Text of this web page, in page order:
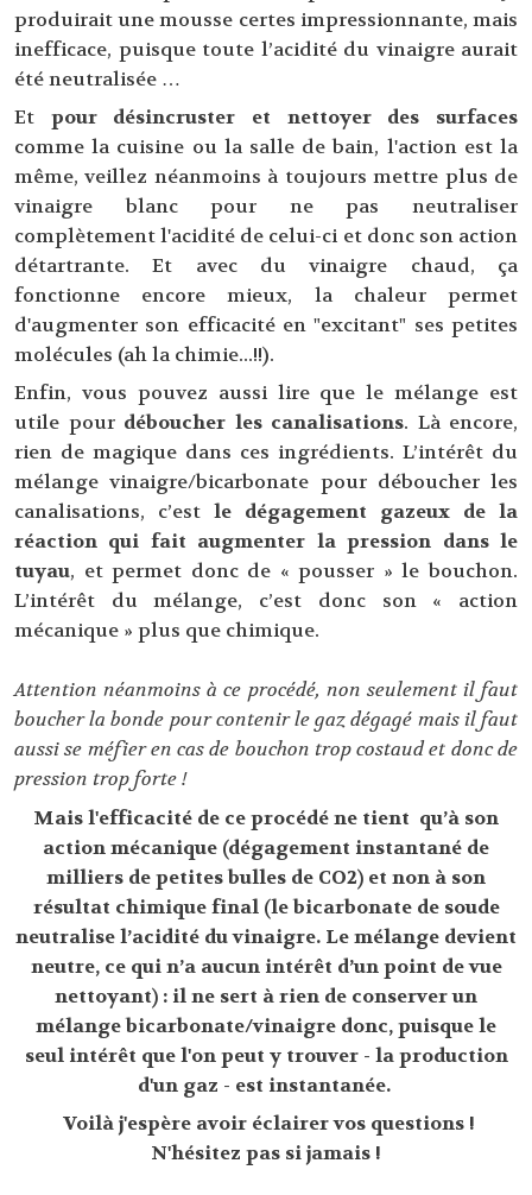
produirait une mousse certes impressionnante, mais
inefficace, puisque toute l’acidité du vinaigre aurait
été neutralisée …
Et pour désincruster et nettoyer des surfaces
comme la cuisine ou la salle de bain, l'action est la
même, veillez néanmoins à toujours mettre plus de
vinaigre blanc pour ne pas neutraliser
complètement l'acidité de celui-ci et donc son action
détartrante. Et avec du vinaigre chaud, ça
fonctionne encore mieux, la chaleur permet
d'augmenter son efficacité en "excitant" ses petites
molécules (ah la chimie...!!).
Enfin, vous pouvez aussi lire que le mélange est
utile pour déboucher les canalisations. Là encore,
rien de magique dans ces ingrédients. L’intérêt du
mélange vinaigre/bicarbonate pour déboucher les
canalisations, c’est le dégagement gazeux de la
réaction qui fait augmenter la pression dans le
tuyau, et permet donc de « pousser » le bouchon.
L’intérêt du mélange, c’est donc son « action
mécanique » plus que chimique.
Attention néanmoins à ce procédé, non seulement il faut
boucher la bonde pour contenir le gaz dégagé mais il faut
aussi se méfier en cas de bouchon trop costaud et donc de
pression trop forte !
Mais l'efficacité de ce procédé ne tient qu’à son
action mécanique (dégagement instantané de
milliers de petites bulles de CO2) et non à son
résultat chimique final (le bicarbonate de soude
neutralise l’acidité du vinaigre. Le mélange devient
neutre, ce qui n’a aucun intérêt d’un point de vue
nettoyant) : il ne sert à rien de conserver un
mélange bicarbonate/vinaigre donc, puisque le
seul intérêt que l'on peut y trouver - la production
d'un gaz - est instantanée.
Voilà j'espère avoir éclairer vos questions !
N'hésitez pas si jamais !